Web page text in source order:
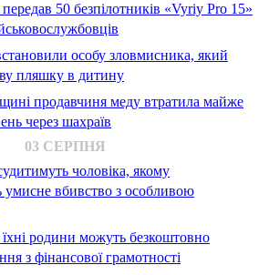
50 безпілотників «Vyriy Pro 15»
особу зловмисника, який
пляшку в дитину
продавчиня меду втратила майже
через шахраїв
03 СЕРПНЯ
чоловіка, якому
умисне вбивство з особливою
родини можуть безкоштовно
з фінансової грамотності